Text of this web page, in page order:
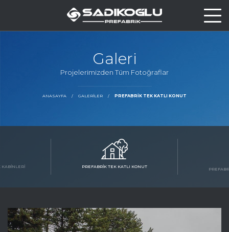
Galeri
Projelerimizden Tüm Fotoğraflar
ANASAYFA GALERILER PREFABRIK TEK KATLI KONUT
PREFABRIK TEK KATLI KONUT